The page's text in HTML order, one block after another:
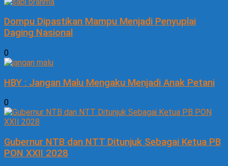
Dompu Dipastikan Mampu Menjadi Penyuplai
Daging Nasional
0
HBY : Jangan Malu Mengaku Menjadi Anak Petani
0
Gubernur NTB dan NTT Ditunjuk Sebagai Ketua PB
PON XXII 2028